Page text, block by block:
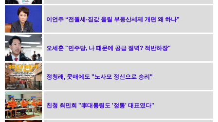
이언주 “전월세-집값 올릴 부동산세제 개편 왜 하나”
오세훈 "민주당, 나 때문에 공급 절벽? 적반하장"
정청래, 뭇매에도 "노사모 정신으로 승리"
친청 최민희 "李대통령도 '정통' 대표였다"